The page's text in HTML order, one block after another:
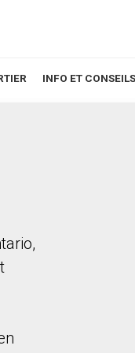
INFO ET CONSEILS